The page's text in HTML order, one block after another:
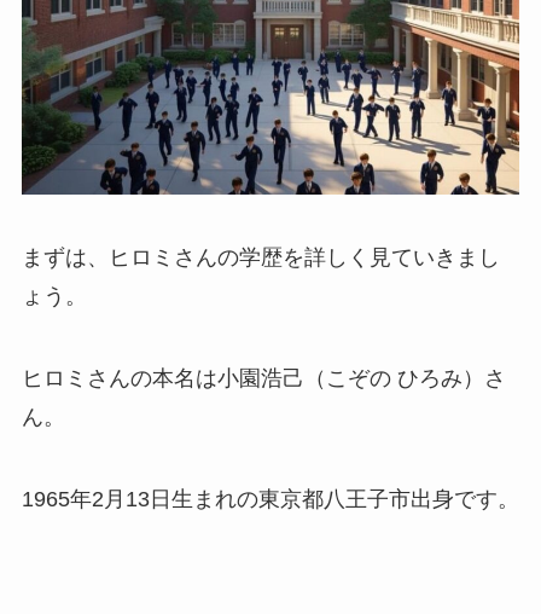
まずは、ヒロミさんの学歴を詳しく見ていきまし
ょう。
ヒロミさんの本名は小園浩己（こぞの ひろみ）さ
ん。
1965年2月13日生まれの東京都八王子市出身です。